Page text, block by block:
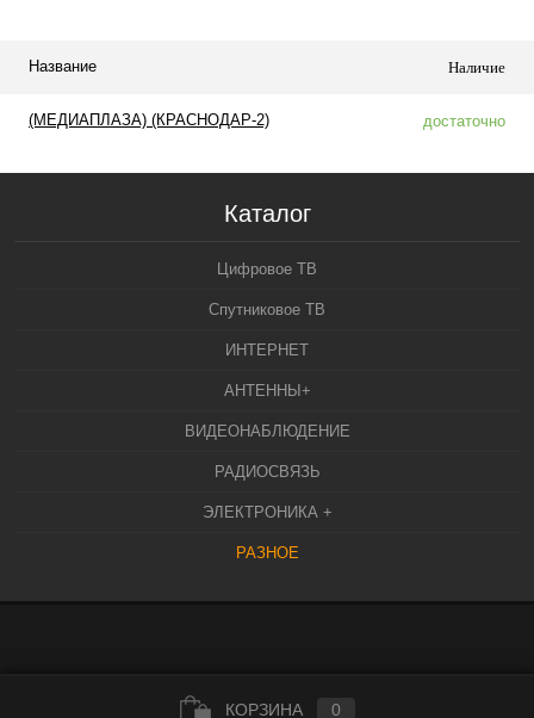
Название Наличие
(МЕДИАПЛАЗА) (КРАСНОДАР-2) достаточно
Каталог
Цифровое ТВ
Спутниковое ТВ
ИНТЕРНЕТ
АНТЕННЫ+
ВИДЕОНАБЛЮДЕНИЕ
РАДИОСВЯЗЬ
ЭЛЕКТРОНИКА +
РАЗНОЕ
КОРЗИНА 0